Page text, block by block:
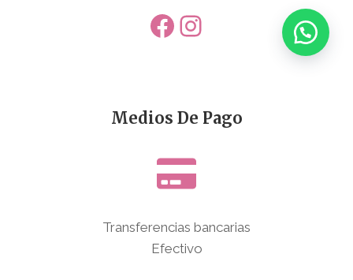
Facebook
Instagram
Medios De Pago
Transferencias bancarias
Efectivo